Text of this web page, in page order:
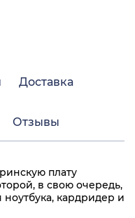
Доставка
Отзывы
плату
в свою очередь,
кардридер и